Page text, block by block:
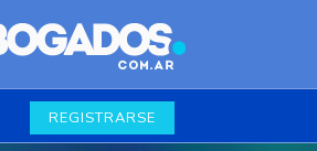
REGISTRARSE